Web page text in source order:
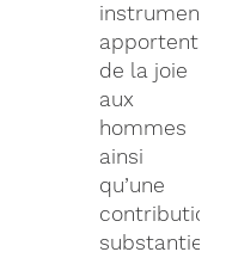
instruments
apportent
de la joie
aux
hommes
ainsi
qu’une
contribution